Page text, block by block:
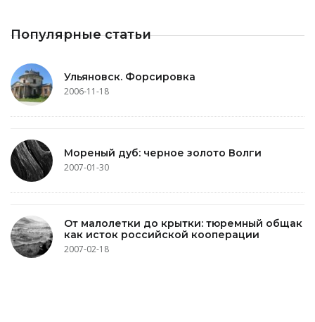
Популярные статьи
Ульяновск. Форсировка
2006-11-18
Мореный дуб: черное золото Волги
2007-01-30
От малолетки до крытки: тюремный общак
как исток российской кооперации
2007-02-18